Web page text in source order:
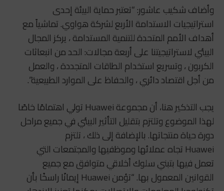
وأضاف شكيب عاشور: “تعتبر حماية البيئة إحدى
استراتيجيات الاستدامة الأربع لشركة هواوي. تماشياً مع
أهداف الأمم المتحدة للتنمية المستدامة ، يركز المجال
البيئي لاستراتيجيتنا على أربعة مجالات: الحد من انبعاثات
الكربون ، وتسريع استخدام الطاقات المتجددة ، والعمل
من أجل اقتصاد دائري ، والحفاظ على الموارد الطبيعية”.
يجب التذكير هنا، أن مجموعة Huawei تولي اهتمامًا خاصًا
لهذا الموضوع وتلتزم بتقليل التأثير البيئي في جميع مراحل
دورة حياة منتجاتها. بالإضافة إلى ذلك ، تلتزم
Huawei تجاه عملائها وموظفيها والمجتمعات التي
تعمل فيها بتبني سلوك أخلاقي متوافق مع جميع
القوانين المعمول بها. “تؤمن Huawei إيمانًا راسخًا بأن